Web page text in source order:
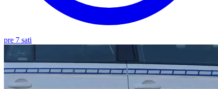
pre 7 sati